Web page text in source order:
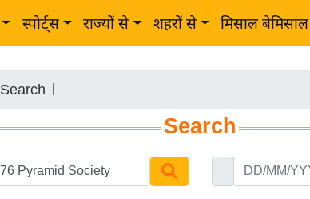
स्पोर्ट्स राज्यों से शहरों से मिसाल बेमिसाल
Search
Search